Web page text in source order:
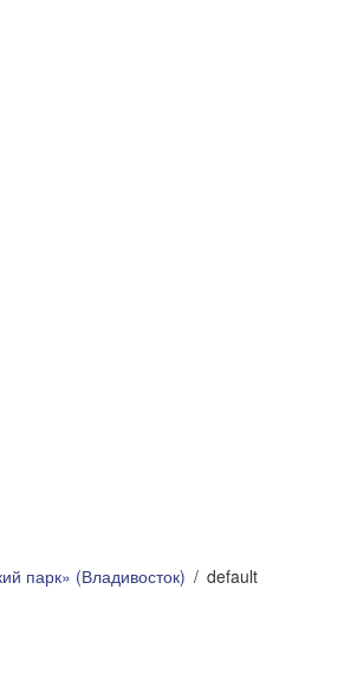
парк» (Владивосток) default